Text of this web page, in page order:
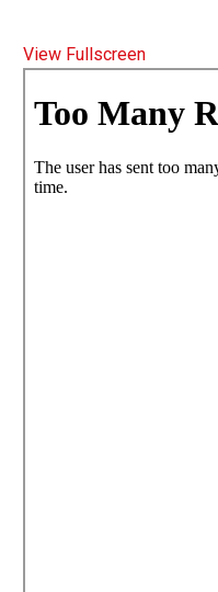
View Fullscreen